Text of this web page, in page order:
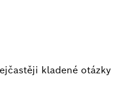
kladené otázky